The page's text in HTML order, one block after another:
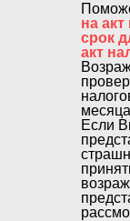
на
срок
акт
Если